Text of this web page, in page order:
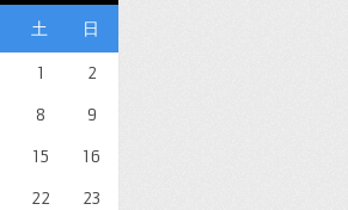
土 日
1
2
8
9
15
16
22
23